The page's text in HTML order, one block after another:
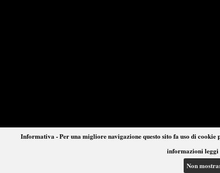
Informativa - Per una migliore navigazione questo sito fa uso di
informazioni leggi
Non